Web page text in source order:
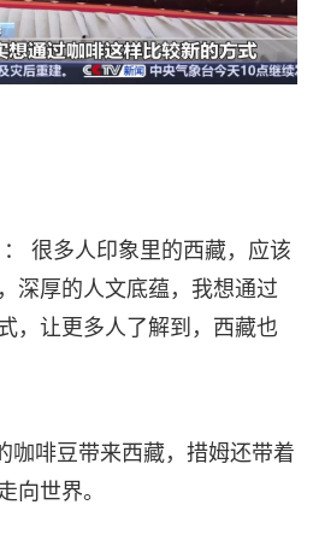
很多人印象里的西藏，应该
深厚的人文底蕴，我想通过
，让更多人了解到，西藏也
咖啡豆带来西藏，措姆还带着
向世界。